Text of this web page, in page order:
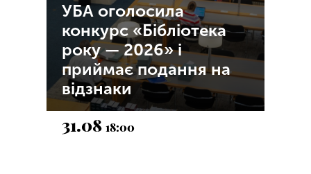
УБА оголосила
конкурс «Бібліотека
року — 2026» і
приймає подання на
відзнаки
31.0818:00